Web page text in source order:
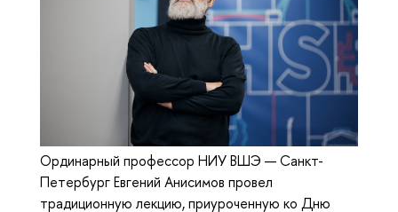
Ординарный профессор НИУ ВШЭ — Санкт-
Петербург Евгений Анисимов провел
традиционную лекцию, приуроченную ко Дню